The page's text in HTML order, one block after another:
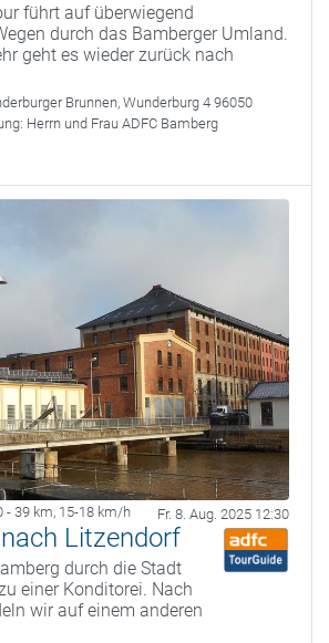
führt auf überwiegend
durch das Bamberger Umland.
geht es wieder zurück nach
Brunnen, Wunderburg 4 96050
Herrn und Frau ADFC Bamberg
- 39 km, 15-18 km/h Fr. 8. Aug. 2025 12:30
Litzendorf
durch die Stadt
einer Konditorei. Nach
wir auf einem anderen